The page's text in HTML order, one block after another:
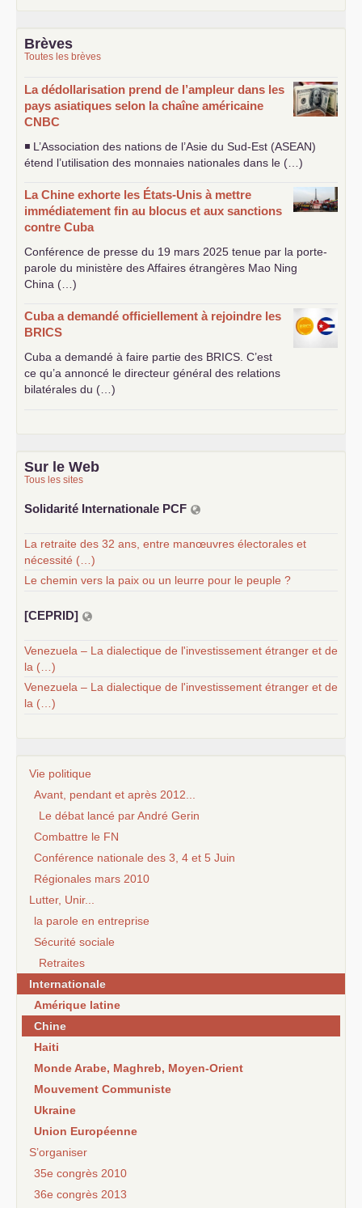
Brèves
Toutes les brèves
La dédollarisation prend de l’ampleur dans les
pays asiatiques selon la chaîne américaine
CNBC
◾ L’Association des nations de l’Asie du Sud-Est (ASEAN)
étend l’utilisation des monnaies nationales dans le (…)
La Chine exhorte les États-Unis à mettre
immédiatement fin au blocus et aux sanctions
contre Cuba
Conférence de presse du 19 mars 2025 tenue par la porte-
parole du ministère des Affaires étrangères Mao Ning
China (…)
Cuba a demandé officiellement à rejoindre les
BRICS
Cuba a demandé à faire partie des BRICS . C’est
ce qu’a annoncé le directeur général des relations
bilatérales du (…)
Sur le Web
Tous les sites
Solidarité Internationale PCF
La retraite des 32 ans, entre manœuvres électorales et
nécessité (…)
Le chemin vers la paix ou un leurre pour le peuple ?
[CEPRID]
Venezuela – La dialectique de l'investissement étranger et de
la (…)
Venezuela – La dialectique de l'investissement étranger et de
la (…)
Vie politique
Avant, pendant et après 2012...
Le débat lancé par André Gerin
Combattre le FN
Conférence nationale des 3, 4 et 5 Juin
Régionales mars 2010
Lutter, Unir...
la parole en entreprise
Sécurité sociale
Retraites
Internationale
Amérique latine
Chine
Haiti
Monde Arabe, Maghreb, Moyen-Orient
Mouvement Communiste
Ukraine
Union Européenne
S’organiser
35e congrès 2010
36e congrès 2013